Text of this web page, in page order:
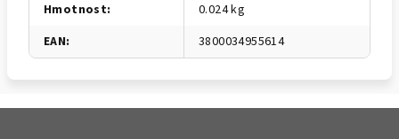
Hmotnost:
0.024 kg
EAN: 3800034955614